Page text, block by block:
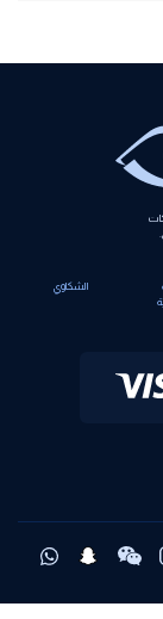
الشكاوي